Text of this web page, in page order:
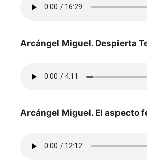
Arcángel Miguel. Despierta
Arcángel Miguel. El aspecto